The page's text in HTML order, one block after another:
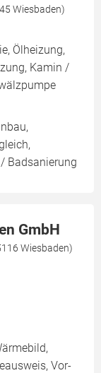
Wiesbaden)
Ölheizung,
Kamin /
Badsanierung
GmbH
Wiesbaden)
Vor-